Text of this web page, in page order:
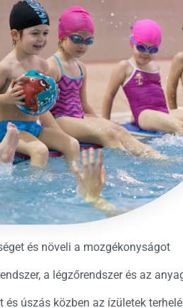
és növeli a mozgékonyságot
a légzőrendszer és az
úszás közben az ízületek